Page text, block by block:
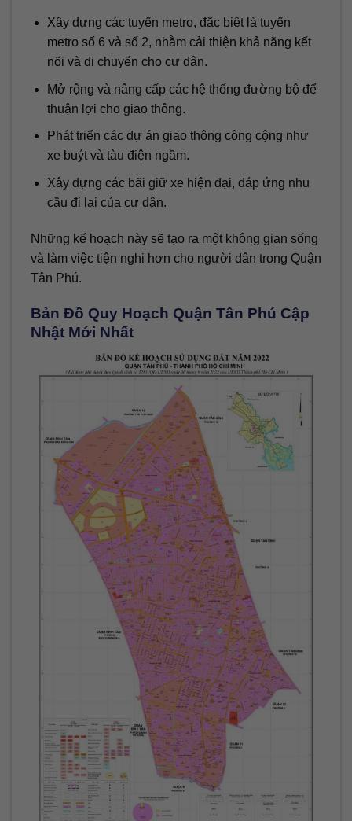
Xây dựng các tuyến metro, đặc biệt là tuyến
metro số 6 và số 2, nhằm cải thiện khả năng kết
nối và di chuyển cho cư dân.
Mở rộng và nâng cấp các hệ thống đường bộ để
thuận lợi cho giao thông.
Phát triển các dự án giao thông công cộng như
xe buýt và tàu điện ngầm.
Xây dựng các bãi giữ xe hiện đại, đáp ứng nhu
cầu đi lại của cư dân.
Những kế hoạch này sẽ tạo ra một không gian sống
và làm việc tiện nghi hơn cho người dân trong Quận
Tân Phú.
Bản Đồ Quy Hoạch Quận Tân Phú Cập
Nhật Mới Nhất